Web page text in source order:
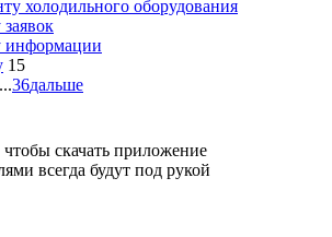
холодильного оборудования
информации
15
...36дальше
скачать приложение
всегда будут под рукой